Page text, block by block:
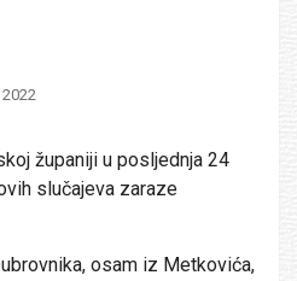
2022
županiji u posljednja 24
slučajeva zaraze
osam iz Metkovića,